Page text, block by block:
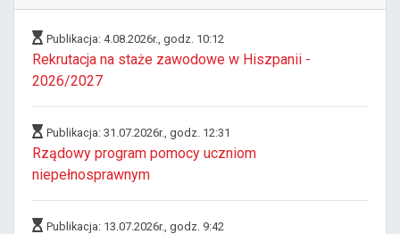
Publikacja: 4.08.2026r., godz. 10:12
Rekrutacja na staże zawodowe w Hiszpanii -
2026/2027
Publikacja: 31.07.2026r., godz. 12:31
Rządowy program pomocy uczniom
niepełnosprawnym
Publikacja: 13.07.2026r., godz. 9:42